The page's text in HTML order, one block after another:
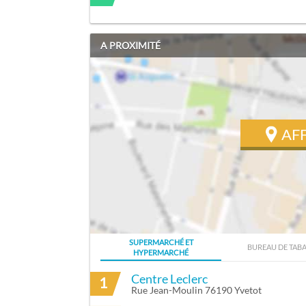
A PROXIMITÉ
ITINÉRAIRE VERS POIS ALAIN À CROIX-
SUPERMARCHÉ ET
HYPERMARCHÉ
BUREAU DE
1 Centre Leclerc
Rue Jean-Moulin 76190 Yvetot